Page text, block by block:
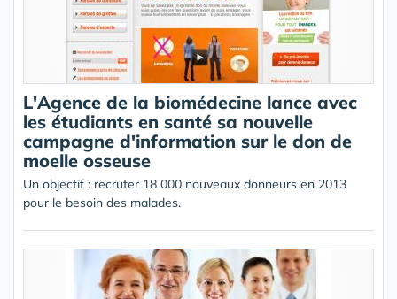
L'Agence de la biomédecine lance avec
les étudiants en santé sa nouvelle
campagne d'information sur le don de
moelle osseuse
Un objectif : recruter 18 000 nouveaux donneurs en 2013
pour le besoin des malades.